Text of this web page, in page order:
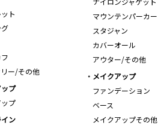
マウンテンパーカー
スタジャン
カバーオール
アウター/その他
ト
ー/その他
メイクアップ
ファンデーション
ベース
メイクアップその他
プ
プ
ン